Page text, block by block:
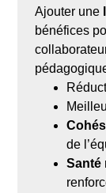
Ajouter une
bénéfices
de
Santé